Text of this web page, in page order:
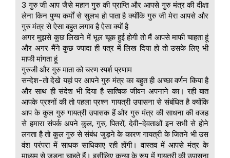
3 गुरु जी आप जैसे महान गुरु की प्राप्ति और आपसे गुरु मंत्र की दीक्षा
लेना किन पुण्य कर्मों से सुलभ हो पाता है क्योंकि गुरु जी मेरा आपसे और
गुरु मंत्र से ऐसा बहुत लगाव है ऐसा क्यों है
अगर मुझसे कुछ लिखने में भूल चूक हुई होगी तो मैं आपसे माफी चाहता हूं
और अगर मैंने कुछ ज्यादा ही पत्र में लिख दिया हो तो उसके लिए भी
माफी मांगता हूं
गुरुजी और गुरु माता को चरण स्पर्श प्रणाम
सन्देश-तो देखे यहां पर आपने गुरु मंत्र का बहुत ही अच्छा वर्णन किया है
और साथ ही संदेश भी दिया है सात्विक जीवन अपनाने का। रही बात
आपके प्रश्नों की तो पहला प्रश्न गायत्री उपासना से संबंधित है क्योंकि
आप के कुल गुरु गायत्री उपासक हैं और गुरु मंत्र की साधना की वजह
से हमारा संपर्क अपने कुल, गुरु, पितरों, देवी-देवताओं इन सभी से होने
लगता है तो कुल गुरु से संबंध जुड़ने के कारण गायत्री के जितने भी उस
वंश परंपरा में साधक साधिकाए रही होंगी। वास्तव में आपसे मंत्र के
माध्यम से जुड़ना चाहते हैं। इसीलिए कन्या के रूप में गायत्री की उपासना